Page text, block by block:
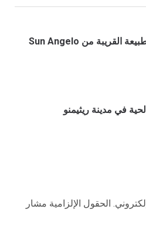
أفضل جولات المشي في الطبيعة القريبة من Sun Angelo
في مدينة ريثيمنو
الحقول الإلزامية مشار